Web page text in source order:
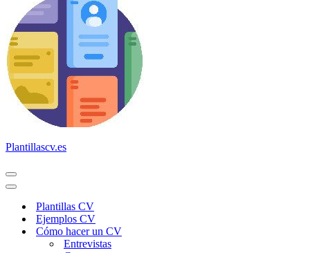
Plantillascv.es
Menú
de
Menú
navegaciónPlantillas CV
Ejemplos CV
Cómo hacer un CV
Entrevistas